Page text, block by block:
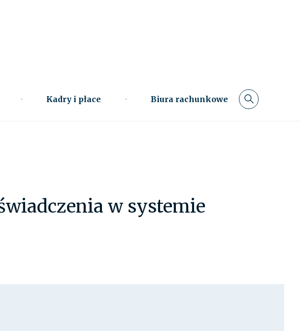
Kadry i płace Biura rachunkowe
w systemie